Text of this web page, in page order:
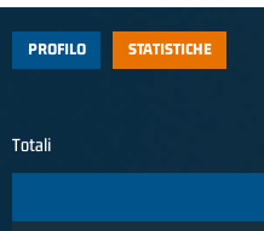
PROFILO STATISTICHE
Totali